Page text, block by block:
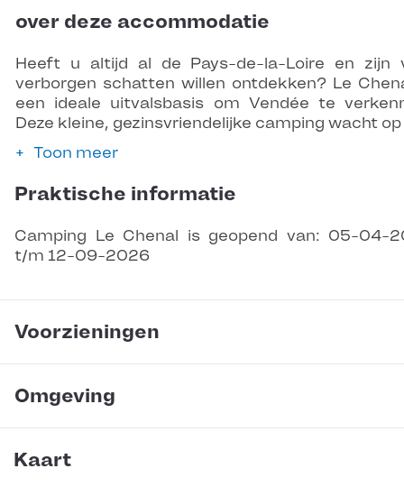
over deze accommodatie
Heeft u altijd al de Pays-de-la-Loire en zijn
verborgen schatten willen ontdekken? Le
een ideale uitvalsbasis om Vendée te
Deze kleine, gezinsvriendelijke camping wacht
Toon meer
Praktische informatie
Camping Le Chenal is geopend van: 05-04-
t/m 12-09-2026
Voorzieningen
Omgeving
Kaart